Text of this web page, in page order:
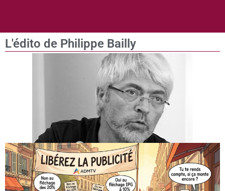
L'édito de Philippe Bailly